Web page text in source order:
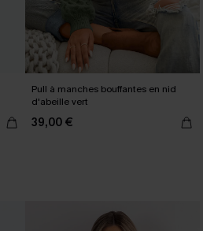
Pull à manches bouffantes en nid
d'abeille vert
39,00 €